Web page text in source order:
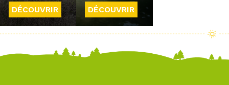
DÉCOUVRIR DÉCOUVRIR